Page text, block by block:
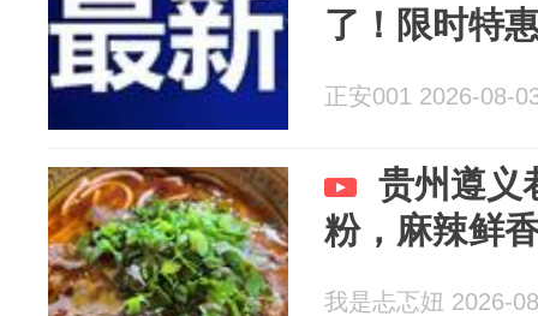
了！限时特
正安001 2026-08-
贵州遵义
粉，麻辣鲜
我是忐忑妞 2026-